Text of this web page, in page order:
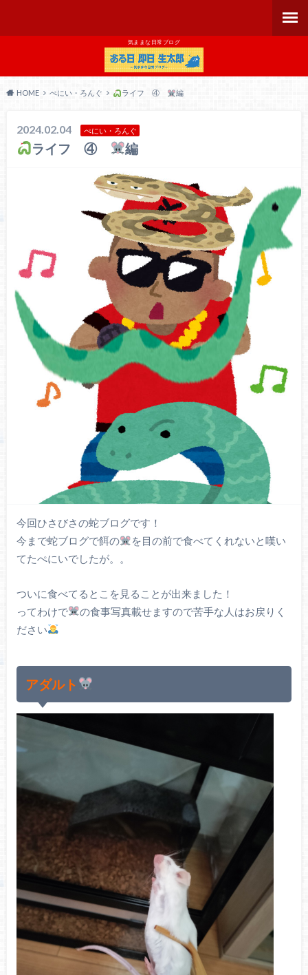
気ままな日常ブログ
HOME ぺにい・ろんぐ ライフ ④ 編
2024.02.04 ぺにい・ろんぐ
ライフ ④ 編
今回ひさびさの蛇ブログです！
今まで蛇ブログで餌の
を目の前で食べてくれないと嘆い
てたぺにいでしたが。。
ついに食べてるとこを見ることが出来ました！
ってわけで
の食事写真載せますので苦手な人はお戻りく
ださい
アダルト